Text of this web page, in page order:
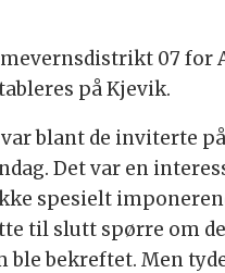
07 for
på Kjevik.
var blant de inviterte
Det var en
spesielt
til slutt spørre om
ble bekreftet. Men